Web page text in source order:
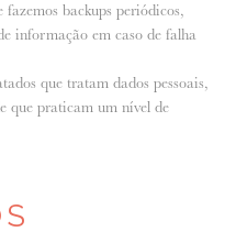
fazemos backups periódicos,
informação em caso de falha
que tratam dados pessoais,
que praticam um nível de